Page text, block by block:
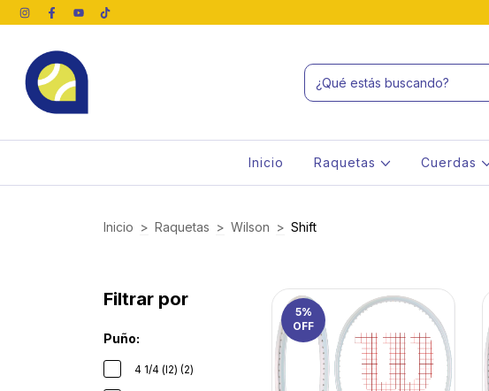
Inicio Raquetas Cuerdas
Inicio > Raquetas > Wilson > Shift
Filtrar por
Puño:
4 1/4 (l2) (2)
5%
OFF